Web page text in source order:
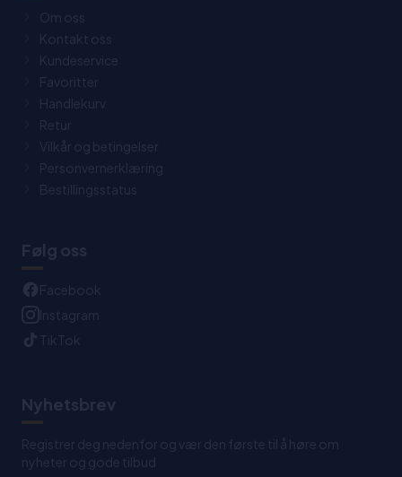
Om oss
Kontakt oss
Kundeservice
Favoritter
Handlekurv
Retur
Vilkår og betingelser
Personvernerklæring
Bestillingsstatus
Følg oss
Facebook
Instagram
TikTok
Nyhetsbrev
Registrer deg nedenfor og vær den første til å høre om
nyheter og gode tilbud